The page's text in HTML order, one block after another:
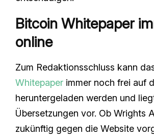
Bitcoin Whitepaper
online
Zum Redaktionsschluss kann
Whitepaper immer noch frei auf
heruntergeladen werden und
Übersetzungen vor. Ob Wrights
zukünftig gegen die Website